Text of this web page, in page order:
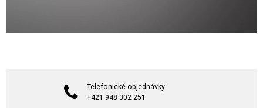
Telefonické objednávky
+421 948 302 251